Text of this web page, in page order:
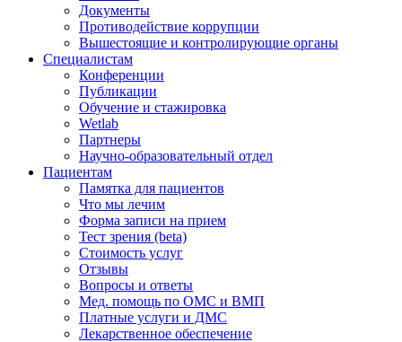
Документы
Противодействие коррупции
Вышестоящие и контролирующие органы
Специалистам
Конференции
Публикации
Обучение и стажировка
Wetlab
Партнеры
Научно-образовательный отдел
Пациентам
Памятка для пациентов
Что мы лечим
Форма записи на прием
Тест зрения (beta)
Стоимость услуг
Отзывы
Вопросы и ответы
Мед. помощь по ОМС и ВМП
Платные услуги и ДМС
Лекарственное обеспечение